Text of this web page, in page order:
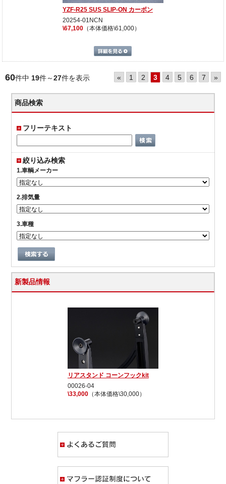
YZF-R25 SUS SLIP-ON カーボン
20254-01NCN
\67,100（本体価格\61,000）
60件中 19件～27件を表示 « 1 2 3 4 5 6 7 »
商品検索
フリーテキスト
絞り込み検索
1.車輌メーカー
2.排気量
3.車種
新製品情報
リアスタンド コーンフックkit
00026-04
\33,000（本体価格\30,000）